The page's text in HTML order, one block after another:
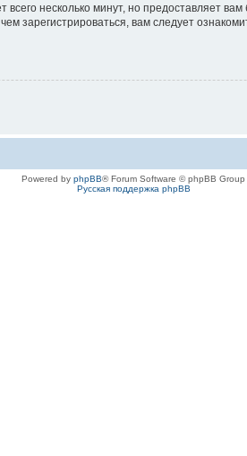
несколько минут, но предоставляет
зарегистрироваться, вам следует
Powered by phpBB® Forum Software © phpBB Group
Русская поддержка phpBB